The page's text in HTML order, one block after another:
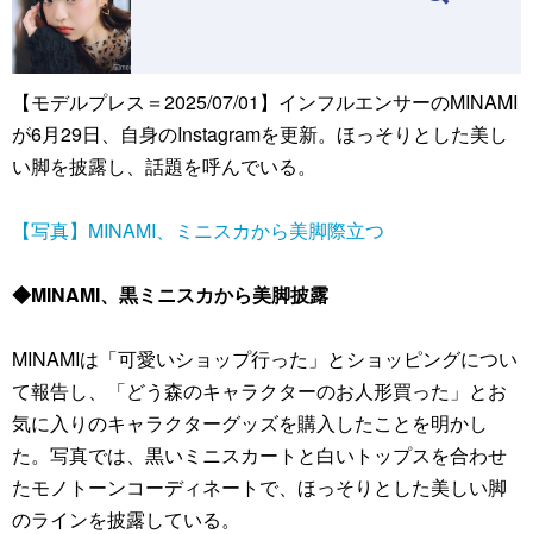
【モデルプレス＝2025/07/01】インフルエンサーのMINAMI
が6月29日、自身のInstagramを更新。ほっそりとした美し
い脚を披露し、話題を呼んでいる。
【写真】MINAMI、ミニスカから美脚際立つ
◆MINAMI、黒ミニスカから美脚披露
MINAMIは「可愛いショップ行った」とショッピングについ
て報告し、「どう森のキャラクターのお人形買った」とお
気に入りのキャラクターグッズを購入したことを明かし
た。写真では、黒いミニスカートと白いトップスを合わせ
たモノトーンコーディネートで、ほっそりとした美しい脚
のラインを披露している。